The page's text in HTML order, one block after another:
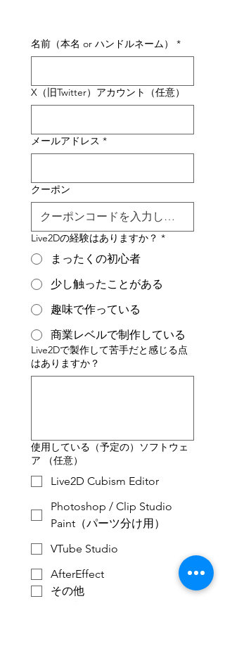
名前（本名 or ハンドルネーム） *
X（旧Twitter）アカウント（任意）
メールアドレス *
クーポン
Live2Dの経験はありますか？ *
まったくの初心者
少し触ったことがある
趣味で作っている
商業レベルで制作している
Live2Dで製作して苦手だと感じる点
はありますか？
使用している（予定の）ソフトウェ
ア （任意）
Live2D Cubism Editor
Photoshop / Clip Studio
Paint（パーツ分け用）
VTube Studio
AfterEffect
その他
Live2Dを使ってどんなことをしたい